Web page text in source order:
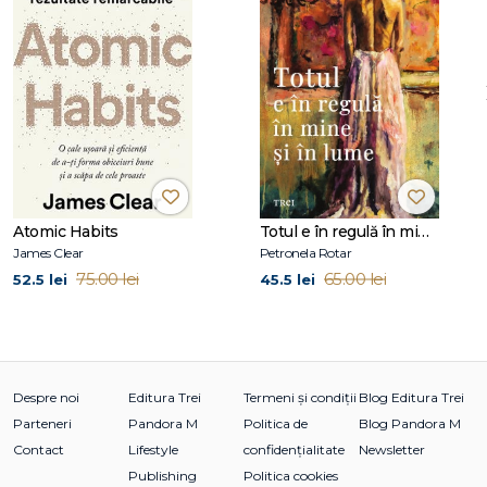
Cuprins:
Mulţumiri
Introducere
1. Anxietatea
2. Automutilarea
3. Bizareriile
4. Comportamentul antisocial
8. Depresia
12. Doliul
Atomic Habits
James Clear
52.5 lei 75.00 lei
Totul e în regulă în mine și în lume
Petronela Rotar
45.5 lei 65.00 lei
Despre noi
Parteneri
Contact
Editura Trei
Pandora M
Lifestyle
Publishing
Termeni și condiții
Politica de
confidențialitate
Politica cookies
Blog Editura Trei
Blog Pandora M
Newsletter